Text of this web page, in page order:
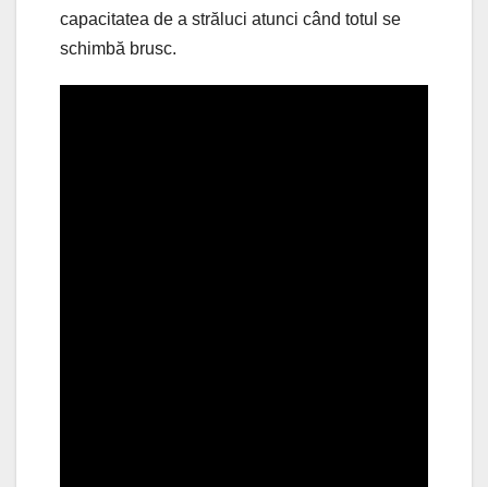
capacitatea de a străluci atunci când totul se
schimbă brusc.